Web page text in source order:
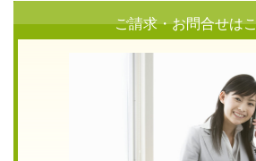
ご請求・お問合せは